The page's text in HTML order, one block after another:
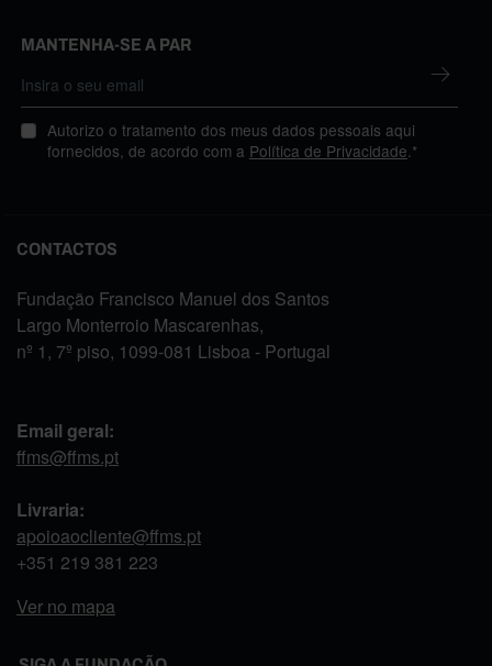
MANTENHA-SE A PAR
Autorizo o tratamento dos meus dados pessoais aqui
fornecidos, de acordo com a Política de Privacidade.*
CONTACTOS
Fundação Francisco Manuel dos Santos
Largo Monterroio Mascarenhas,
nº 1, 7º piso, 1099-081 Lisboa - Portugal
Email geral:
ffms@ffms.pt
Livraria:
apoioaocliente@ffms.pt
+351 219 381 223
Ver no mapa